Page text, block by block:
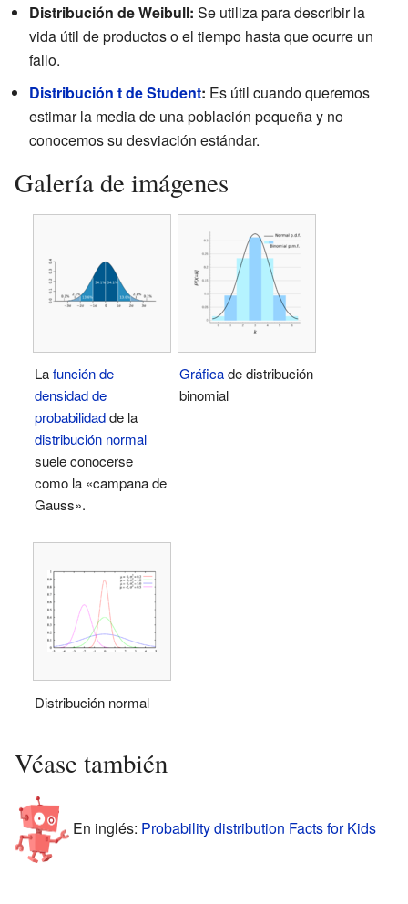
Distribución de Weibull: Se utiliza para describir la
vida útil de productos o el tiempo hasta que ocurre un
fallo.
Distribución t de Student: Es útil cuando queremos
estimar la media de una población pequeña y no
conocemos su desviación estándar.
Galería de imágenes
Lafunción de
densidad de
probabilidadde la
distribución normal
suele conocerse
como la «campana de
Gauss».
Gráficade distribución
binomial
Distribución normal
Véase también
En inglés: Probability distribution Facts for Kids